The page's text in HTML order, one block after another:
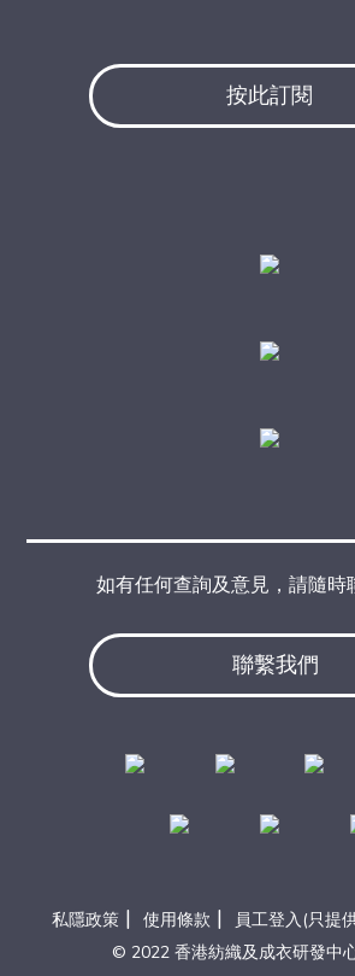
按此訂閱
聯繫我們
如有任何查詢及意見，請隨時
私隱政策 | 使用條款 | 員工登入(只提
© 2022 香港紡織及成衣研發中